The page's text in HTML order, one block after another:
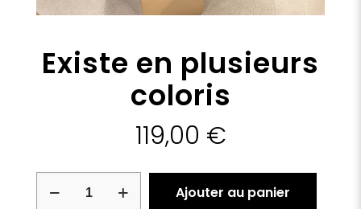
Existe en plusieurs
coloris
119,00 €
Ajouter au panier